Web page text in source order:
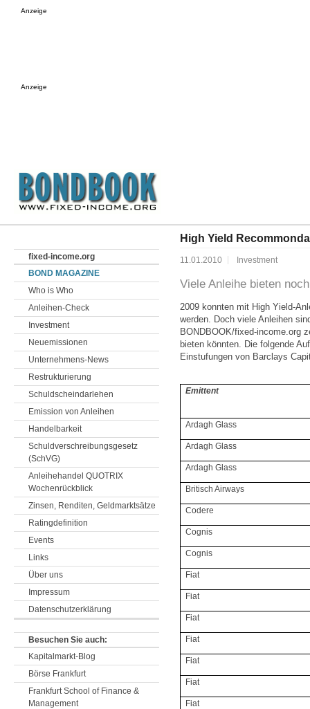
Anzeige
Anzeige
High Yield
11.01.2010 Investment
Viele Anleihe bieten
2009 konnten mit High Yield-
werden. Doch viele Anleihen
BONDBOOK/fixed-income.org
bieten könnten. Die folgende
Einstufungen von Barclays
Emittent
Ardagh Glass
Ardagh Glass
Ardagh Glass
Britisch Airways
Codere
Cognis
Cognis
Fiat
Fiat
Fiat
Fiat
Fiat
Fiat
Fiat
fixed-income.org
BOND MAGAZINE
Who is Who
Anleihen-Check
Investment
Neuemissionen
Unternehmens-News
Restrukturierung
Schuldscheindarlehen
Emission von Anleihen
Handelbarkeit
Schuldverschreibungsgesetz
(SchVG)
Anleihehandel QUOTRIX
Wochenrückblick
Zinsen, Renditen, Geldmarktsätze
Ratingdefinition
Events
Links
Über uns
Impressum
Datenschutzerklärung
Besuchen Sie auch:
Kapitalmarkt-Blog
Börse Frankfurt
Frankfurt School of Finance &
Management